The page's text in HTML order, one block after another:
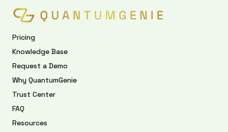
Pricing
Knowledge Base
Request a Demo
Why QuantumGenie
Trust Center
FAQ
Resources